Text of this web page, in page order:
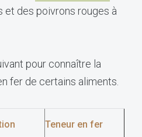
et des poivrons rouges à
pour connaître la
fer de certains aliments.
Teneur en fer